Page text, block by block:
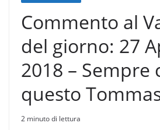
Commento al
del giorno: 27
2018 – Sempre
questo
2 minuto di lettura